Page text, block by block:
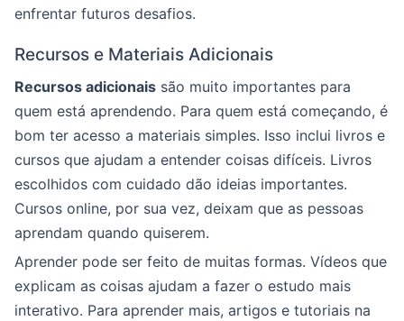
enfrentar futuros desafios.
Recursos e Materiais Adicionais
Recursos adicionais são muito importantes para
quem está aprendendo. Para quem está começando, é
bom ter acesso a materiais simples. Isso inclui livros e
cursos que ajudam a entender coisas difíceis. Livros
escolhidos com cuidado dão ideias importantes.
Cursos online, por sua vez, deixam que as pessoas
aprendam quando quiserem.
Aprender pode ser feito de muitas formas. Vídeos que
explicam as coisas ajudam a fazer o estudo mais
interativo. Para aprender mais, artigos e tutoriais na